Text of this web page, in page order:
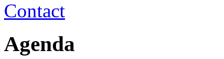
Contact
Agenda